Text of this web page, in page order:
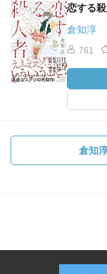
恋する
倉知淳
761
倉知